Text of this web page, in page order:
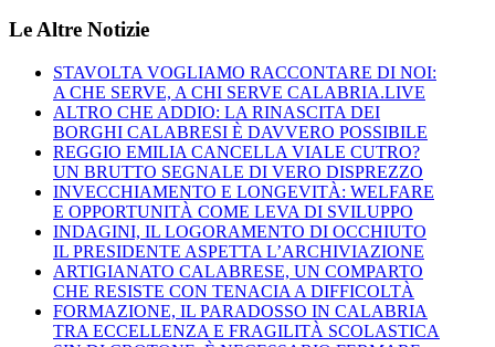
Le Altre Notizie
STAVOLTA VOGLIAMO RACCONTARE DI NOI:
A CHE SERVE, A CHI SERVE CALABRIA.LIVE
ALTRO CHE ADDIO: LA RINASCITA DEI
BORGHI CALABRESI È DAVVERO POSSIBILE
REGGIO EMILIA CANCELLA VIALE CUTRO?
UN BRUTTO SEGNALE DI VERO DISPREZZO
INVECCHIAMENTO E LONGEVITÀ: WELFARE
E OPPORTUNITÀ COME LEVA DI SVILUPPO
INDAGINI, IL LOGORAMENTO DI OCCHIUTO
IL PRESIDENTE ASPETTA L’ARCHIVIAZIONE
ARTIGIANATO CALABRESE, UN COMPARTO
CHE RESISTE CON TENACIA A DIFFICOLTÀ
FORMAZIONE, IL PARADOSSO IN CALABRIA
TRA ECCELLENZA E FRAGILITÀ SCOLASTICA